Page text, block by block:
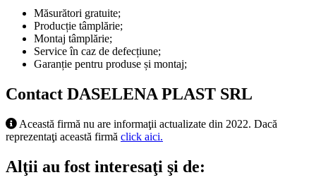
Măsurători gratuite;
Producție tâmplărie;
Montaj tâmplărie;
Service în caz de defecțiune;
Garanție pentru produse și montaj;
Contact DASELENA PLAST SRL
Această firmă nu are informaţii actualizate din 2022. Dacă
reprezentaţi această firmă click aici.
Alţii au fost interesaţi şi de: